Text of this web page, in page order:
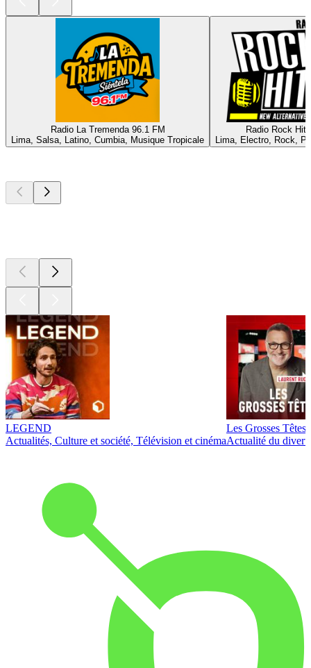
Radio La Tremenda 96.1 FM
Lima, Salsa, Latino, Cumbia, Musique Tropicale
Radio Rock Hits
Lima, Electro, Rock,
LEGEND
Actualités, Culture et société, Télévision et cinéma
Les Grosses Têtes
Actualité du